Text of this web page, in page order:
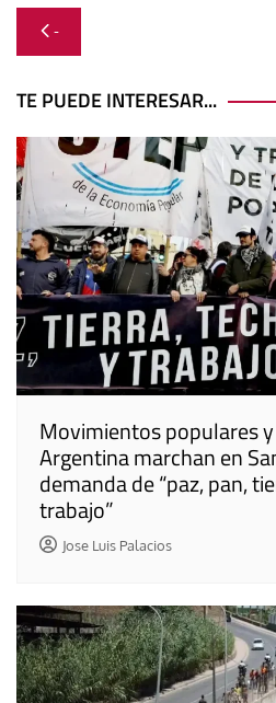
Navegación
de
entradas
-
TE PUEDE INTERESAR...
Movimientos populares
Argentina marchan en
demanda de “paz, pan,
trabajo”
Jose Luis Palacios